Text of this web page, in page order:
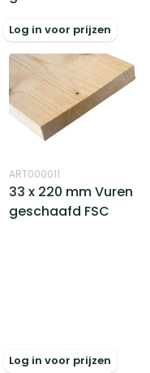
Log in voor prijzen
ART000011
33 x 220 mm Vuren
geschaafd FSC
Log in voor prijzen